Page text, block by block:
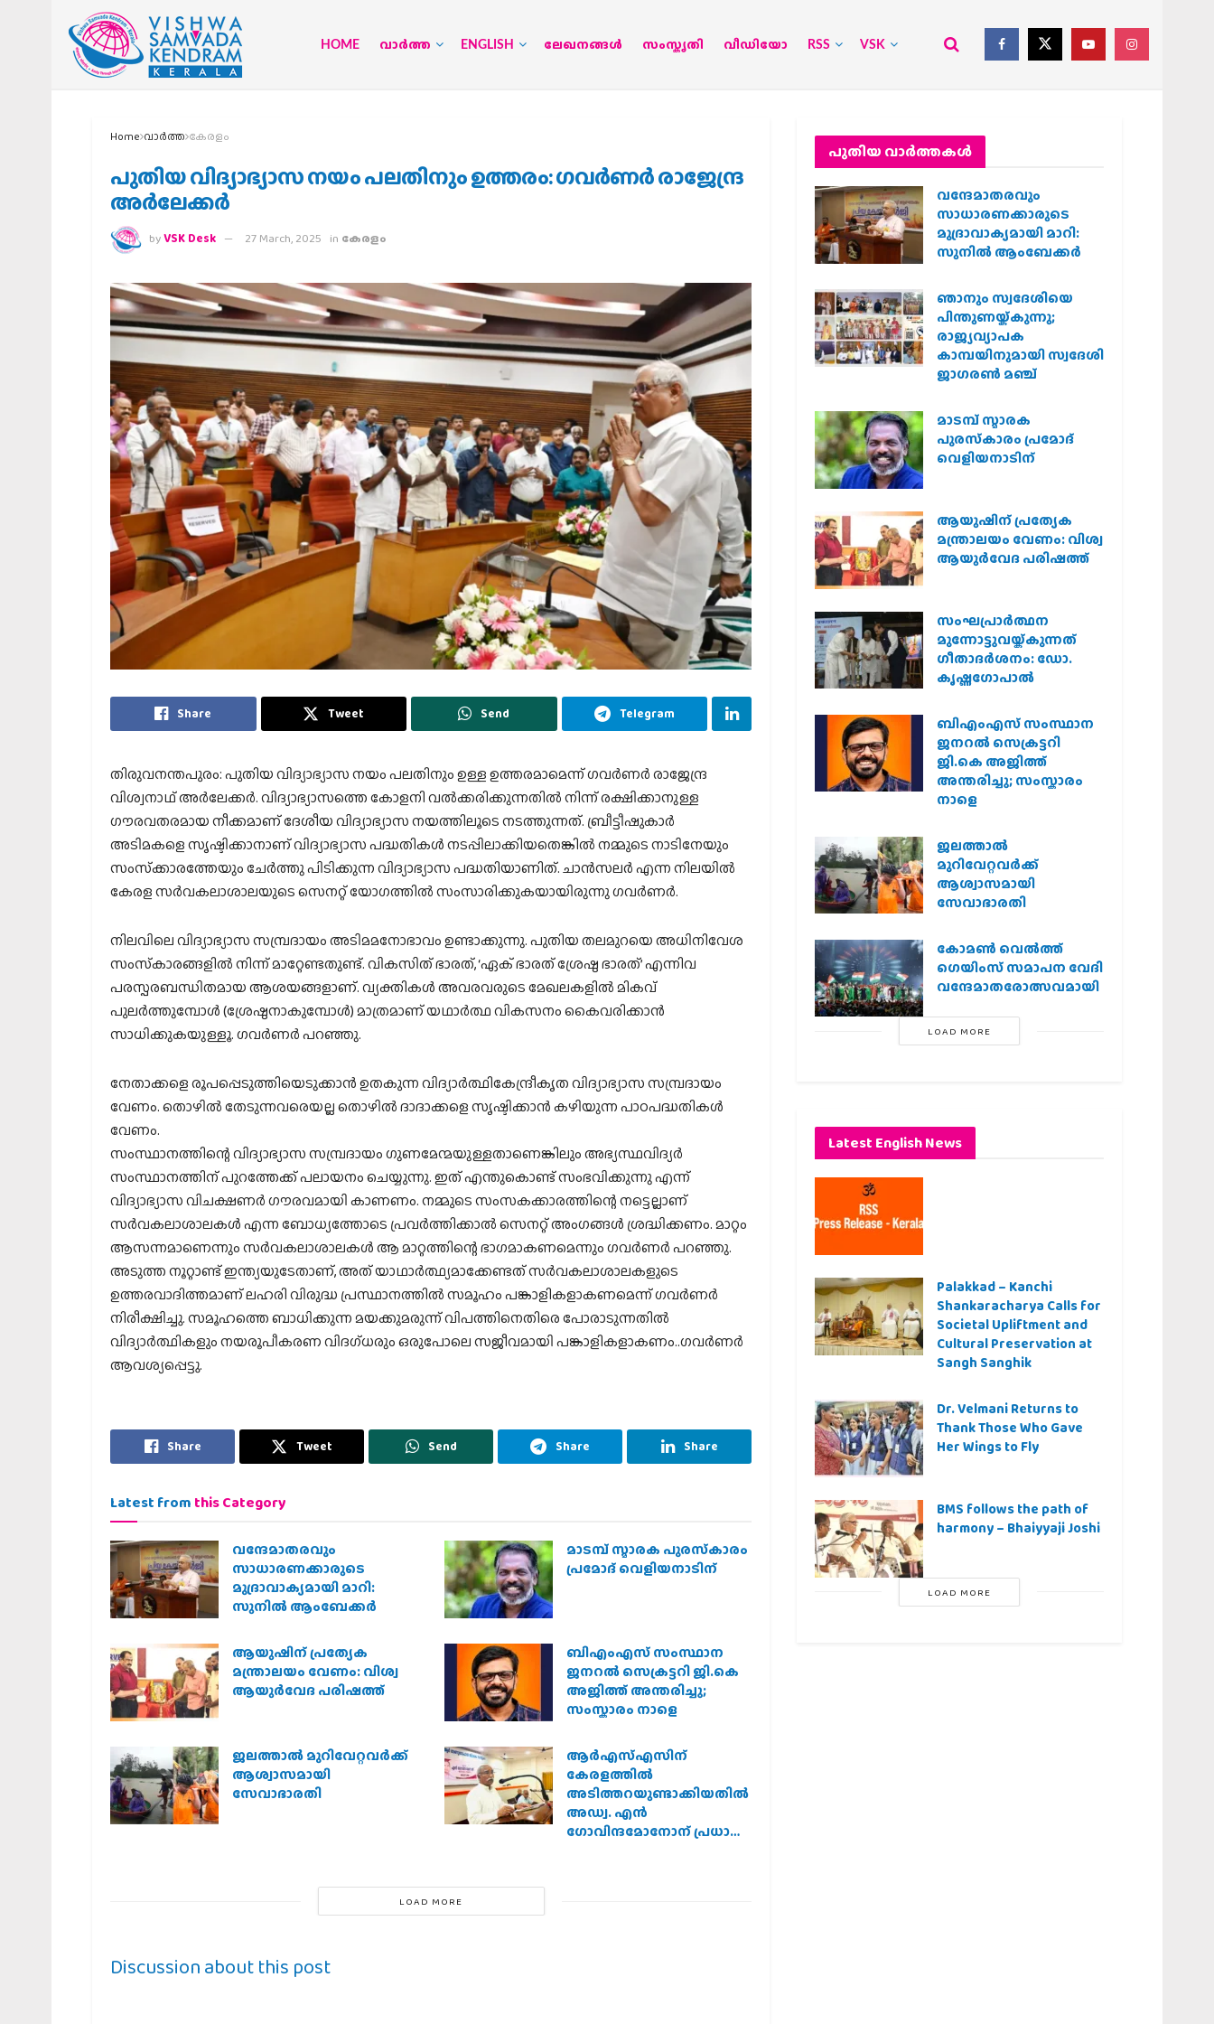
HOME വാര്‍ത്ത ENGLISH ലേഖനങ്ങള്‍ സംസ്കൃതി വീഡിയോ RSS VSK
Home വാര്‍ത്ത കേരളം
പുതിയ വിദ്യാഭ്യാസ നയം പലതിനും ഉത്തരം: ഗവര്‍ണര്‍ രാജേന്ദ്ര
അര്‍ലേക്കര്‍
byVSK Desk 27 March, 2025 in കേരളം
Share Tweet Send Telegram
തിരുവനന്തപുരം: പുതിയ വിദ്യാഭ്യാസ നയം പലതിനും ഉള്ള ഉത്തരമാമെന്ന് ഗവര്‍ണര്‍ രാജേന്ദ്ര
വിശ്വനാഥ് അര്‍ലേക്കര്‍. വിദ്യാഭ്യാസത്തെ കോളനി വല്‍ക്കരിക്കുന്നതില്‍ നിന്ന് രക്ഷിക്കാനുള്ള
ഗൗരവതരമായ നീക്കമാണ് ദേശീയ വിദ്യാഭ്യാസ നയത്തിലൂടെ നടത്തുന്നത്. ബ്രീട്ടീഷുകാര്‍
അടിമകളെ സൃഷ്ടിക്കാനാണ് വിദ്യാഭ്യാസ പദ്ധതികള്‍ നടപ്പിലാക്കിയതെങ്കില്‍ നമ്മുടെ നാടിനേയും
സംസ്‌ക്കാരത്തേയും ചേര്‍ത്തു പിടിക്കുന്ന വിദ്യാഭ്യാസ പദ്ധതിയാണിത്. ചാന്‍സലര്‍ എന്ന നിലയില്‍
കേരള സര്‍വകലാശാലയുടെ സെനറ്റ് യോഗത്തില്‍ സംസാരിക്കുകയായിരുന്നു ഗവര്‍ണര്‍.
നിലവിലെ വിദ്യാഭ്യാസ സമ്പ്രദായം അടിമമനോഭാവം ഉണ്ടാക്കുന്നു. പുതിയ തലമുറയെ അധിനിവേശ
സംസ്‌കാരങ്ങളില്‍ നിന്ന് മാറ്റേണ്ടതുണ്ട്. വികസിത് ഭാരത്, ‘ഏക് ഭാരത് ശ്രേഷ്ഠ ഭാരത്’ എന്നിവ
പരസ്പരബന്ധിതമായ ആശയങ്ങളാണ്. വ്യക്തികള്‍ അവരവരുടെ മേഖലകളില്‍ മികവ്
പുലര്‍ത്തുമ്പോള്‍ (ശ്രേഷ്ഠനാകുമ്പോള്‍) മാത്രമാണ് യഥാര്‍ത്ഥ വികസനം കൈവരിക്കാന്‍
സാധിക്കുകയുള്ളൂ. ഗവര്‍ണര്‍ പറഞ്ഞു.
നേതാക്കളെ രൂപപ്പെടുത്തിയെടുക്കാന്‍ ഉതകുന്ന വിദ്യാര്‍ത്ഥികേന്ദ്രീകൃത വിദ്യാഭ്യാസ സമ്പ്രദായം
വേണം. തൊഴില്‍ തേടുന്നവരെയല്ല തൊഴില്‍ ദാദാക്കളെ സൃഷ്ടിക്കാന്‍ കഴിയുന്ന പാഠപദ്ധതികള്‍
വേണം.
സംസ്ഥാനത്തിന്റെ വിദ്യാഭ്യാസ സമ്പ്രദായം ഗുണമേന്മയുള്ളതാണെങ്കിലും അഭ്യസ്ഥവിദ്യര്‍
സംസ്ഥാനത്തിന് പുറത്തേക്ക് പലായനം ചെയ്യുന്നു. ഇത് എന്തുകൊണ്ട് സംഭവിക്കുന്നു എന്ന്
വിദ്യാഭ്യാസ വിചക്ഷണര്‍ ഗൗരവമായി കാണണം. നമ്മുടെ സംസകക്കാരത്തിന്റെ നട്ടെല്ലാണ്
സര്‍വകലാശാലകള്‍ എന്ന ബോധ്യത്തോടെ പ്രവര്‍ത്തിക്കാല്‍ സെനറ്റ് അംഗങ്ങള്‍ ശ്രദ്ധിക്കണം. മാറ്റം
ആസന്നമാണെന്നും സര്‍വകലാശാലകള്‍ ആ മാറ്റത്തിന്റെ ഭാഗമാകണമെന്നും ഗവര്‍ണര്‍ പറഞ്ഞു.
അടുത്ത നൂറ്റാണ്ട് ഇന്ത്യയുടേതാണ്, അത് യാഥാര്‍ത്ഥ്യമാക്കേണ്ടത് സര്‍വകലാശാലകളുടെ
ഉത്തരവാദിത്തമാണ് ലഹരി വിരുദ്ധ പ്രസ്ഥാനത്തില്‍ സമൂഹം പങ്കാളികളാകണമെന്ന് ഗവര്‍ണര്‍
നിരീക്ഷിച്ചു. സമൂഹത്തെ ബാധിക്കുന്ന മയക്കുമരുന്ന് വിപത്തിനെതിരെ പോരാടുന്നതില്‍
വിദ്യാര്‍ത്ഥികളും നയരൂപീകരണ വിദഗ്ധരും ഒരുപോലെ സജീവമായി പങ്കാളികളാകണം..ഗവര്‍ണര്‍
ആവശ്യപ്പെട്ടു.
Share Tweet Send Share Share
Latest from this Category
വന്ദേമാതരവും
സാധാരണക്കാരുടെ
മുദ്രാവാക്യമായി മാറി:
സുനിൽ ആംബേക്കർ
മാടമ്പ് സ്മാരക പുരസ്‌കാരം
പ്രമോദ് വെളിയനാടിന്
ആയുഷിന് പ്രത്യേക
മന്ത്രാലയം വേണം: വിശ്വ
ആയുര്‍വേദ പരിഷത്ത്
ബിഎംഎസ് സംസ്ഥാന
ജനറൽ സെക്രട്ടറി ജി.കെ
അജിത്ത് അന്തരിച്ചു;
സംസ്കാരം നാളെ
ജലത്താല്‍ മുറിവേറ്റവര്‍ക്ക്
ആശ്വാസമായി
സേവാഭാരതി
ആര്‍എസ്എസിന്
കേരളത്തില്‍
അടിത്തറയുണ്ടാക്കിയതില്‍
അഡ്വ. എന്‍
ഗോവിന്ദമോനോന് പ്രധാന
LOAD MORE
Discussion about this post
പുതിയ വാര്‍ത്തകള്‍
വന്ദേമാതരവും
സാധാരണക്കാരുടെ
മുദ്രാവാക്യമായി മാറി:
സുനിൽ ആംബേക്കർ
ഞാനും സ്വദേശിയെ
പിന്തുണയ്ക്കുന്നു;
രാജ്യവ്യാപക
കാമ്പയിനുമായി സ്വദേശി
ജാഗരണ്‍ മഞ്ച്
മാടമ്പ് സ്മാരക
പുരസ്‌കാരം പ്രമോദ്
വെളിയനാടിന്
ആയുഷിന് പ്രത്യേക
മന്ത്രാലയം വേണം: വിശ്വ
ആയുര്‍വേദ പരിഷത്ത്
സംഘപ്രാര്‍ത്ഥന
മുന്നോട്ടുവയ്ക്കുന്നത്
ഗീതാദര്‍ശനം: ഡോ.
കൃഷ്ണഗോപാല്‍
ബിഎംഎസ് സംസ്ഥാന
ജനറൽ സെക്രട്ടറി
ജി.കെ അജിത്ത്
അന്തരിച്ചു; സംസ്കാരം
നാളെ
ജലത്താല്‍
മുറിവേറ്റവര്‍ക്ക്
ആശ്വാസമായി
സേവാഭാരതി
കോമൺ വെൽത്ത്
ഗെയിംസ് സമാപന വേദി
വന്ദേമാതരോത്സവമായി
LOAD MORE
Latest English News
Palakkad – Kanchi
Shankaracharya Calls for
Societal Upliftment and
Cultural Preservation at
Sangh Sanghik
Dr. Velmani Returns to
Thank Those Who Gave
Her Wings to Fly
BMS follows the path of
harmony – Bhaiyyaji Joshi
LOAD MORE